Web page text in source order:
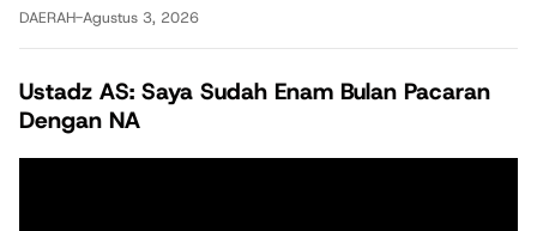
DAERAH-Agustus 3, 2026
Ustadz AS: Saya Sudah Enam Bulan Pacaran
Dengan NA